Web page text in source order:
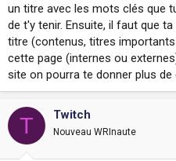
un titre avec les mots clés que
de t'y tenir. Ensuite, il faut que
titre (contenus, titres
cette page (internes ou
site on pourra te donner plus de
T Twitch
Nouveau WRInaute